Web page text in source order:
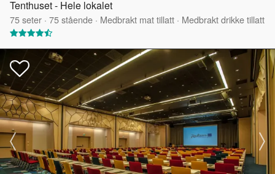
Tenthuset - Hele lokalet
75seter · 75stående · Medbrakt mat tillatt · Medbrakt drikke tillatt